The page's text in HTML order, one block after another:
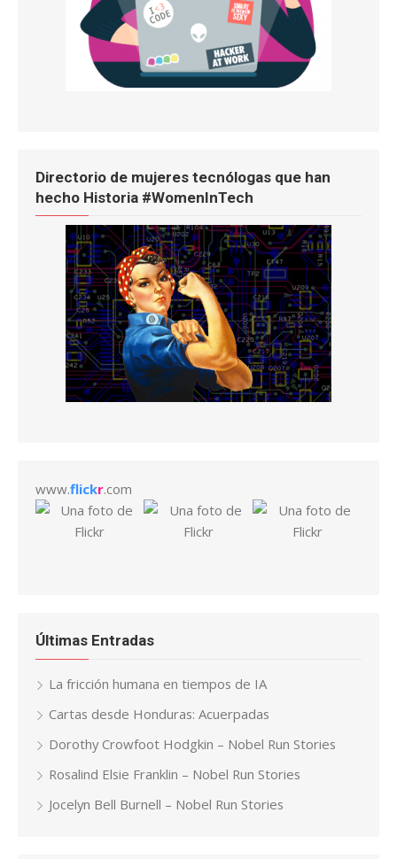
Directorio de mujeres tecnólogas que han
hecho Historia #WomenInTech
www.flickr.com
Últimas Entradas
La fricción humana en tiempos de IA
Cartas desde Honduras: Acuerpadas
Dorothy Crowfoot Hodgkin – Nobel Run Stories
Rosalind Elsie Franklin – Nobel Run Stories
Jocelyn Bell Burnell – Nobel Run Stories